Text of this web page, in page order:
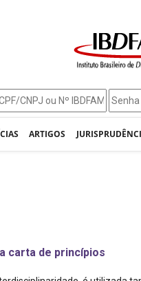
ARTIGOS
carta de princípios